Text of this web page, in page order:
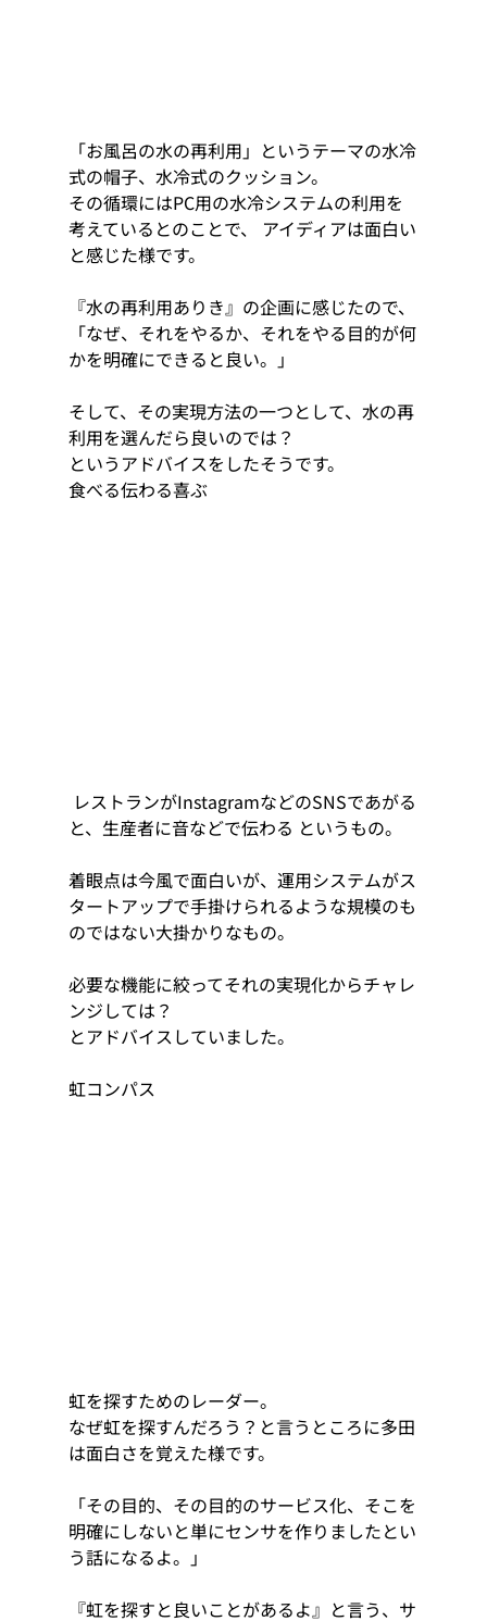
「お風呂の水の再利用」というテーマの水冷
式の帽子、水冷式のクッション。
その循環にはPC用の水冷システムの利用を
考えているとのことで、 アイディアは面白い
と感じた様です。
『水の再利用ありき』の企画に感じたので、
「なぜ、それをやるか、それをやる目的が何
かを明確にできると良い。」
そして、その実現方法の一つとして、水の再
利用を選んだら良いのでは？
というアドバイスをしたそうです。
食べる伝わる喜ぶ
と、生産者に音などで伝わる というもの。
着眼点は今風で面白いが、運用システムがス
タートアップで手掛けられるような規模のも
のではない大掛かりなもの。
必要な機能に絞ってそれの実現化からチャレ
ンジしては？
とアドバイスしていました。
虹コンパス
虹を探すためのレーダー。
なぜ虹を探すんだろう？と言うところに多田
は面白さを覚えた様です。
「その目的、その目的のサービス化、そこを
明確にしないと単にセンサを作りましたとい
う話になるよ。」
『虹を探すと良いことがあるよ』と言う、サ